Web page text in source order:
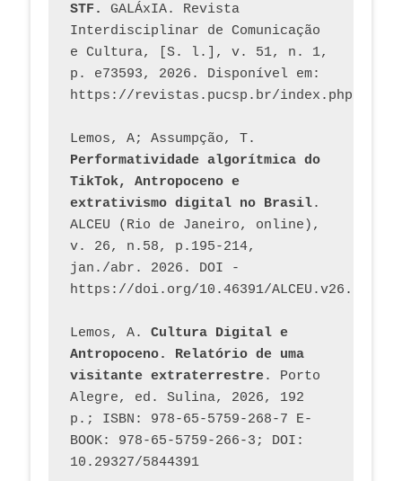
STF.
GALÁxIA. Revista
Interdisciplinar de Comunicação
e Cultura, [S. l.], v. 51, n. 1,
p. e73593, 2026. Disponível em:
Performatividade algorítmica do
TikTok, Antropoceno e
extrativismo digital no Brasil.
ALCEU (Rio de Janeiro, online),
v. 26, n.58, p.195-214,
jan./abr. 2026. DOI -
https://doi.org/10.46391/
Lemos, A. Cultura Digital e
Antropoceno. Relatório de uma
visitante extraterrestre. Porto
Alegre, ed. Sulina, 2026, 192
p.; ISBN: 978-65-5759-268-7 E-
BOOK: 978-65-5759-266-3; DOI:
10.29327/5844391